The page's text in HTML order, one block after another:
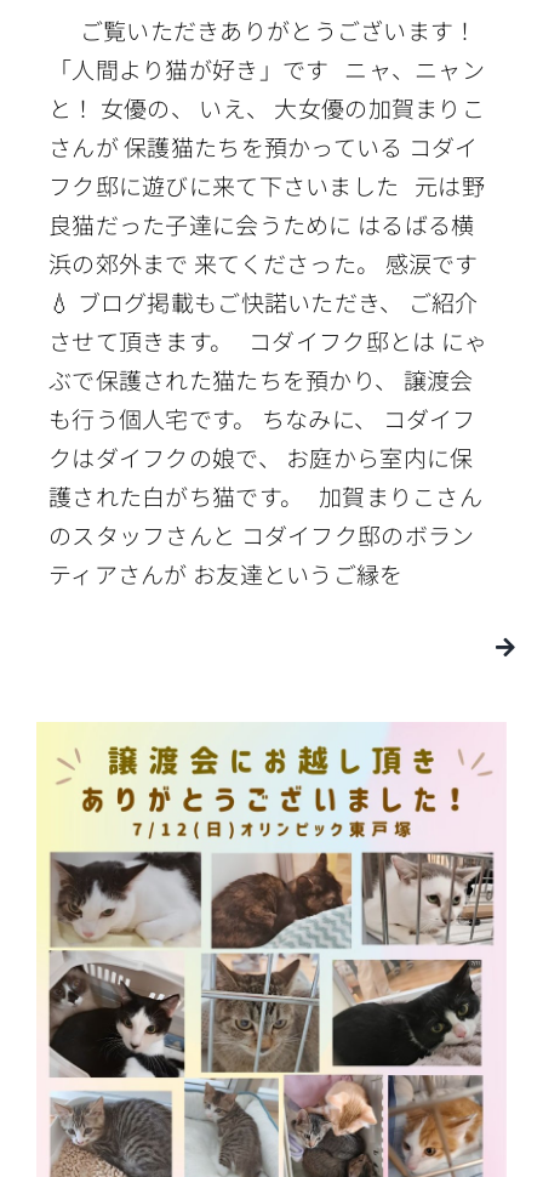
ご覧いただきありがとうございます！
「人間より猫が好き」です ニャ、ニャン
と！ 女優の、 いえ、 大女優の加賀まりこ
さんが 保護猫たちを預かっている コダイ
フク邸に遊びに来て下さいました 元は野
良猫だった子達に会うために はるばる横
浜の郊外まで 来てくださった。 感涙です
💧 ブログ掲載もご快諾いただき、 ご紹介
させて頂きます。 コダイフク邸とは にゃ
ぶで保護された猫たちを預かり、 譲渡会
も行う個人宅です。 ちなみに、 コダイフ
クはダイフクの娘で、 お庭から室内に保
護された白がち猫です。 加賀まりこさん
のスタッフさんと コダイフク邸のボラン
ティアさんが お友達というご縁を